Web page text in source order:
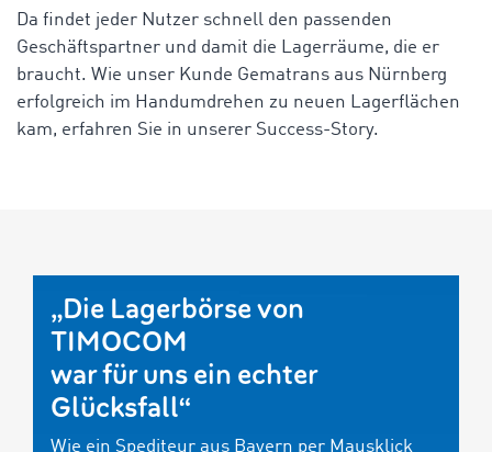
Da findet jeder Nutzer schnell den passenden
Geschäftspartner und damit die Lagerräume, die er
braucht. Wie unser Kunde Gematrans aus Nürnberg
erfolgreich im Handumdrehen zu neuen Lagerflächen
kam, erfahren Sie in unserer Success-Story.
„Die Lagerbörse von
TIMOCOM
war für uns ein echter
Glücksfall“
Wie ein Spediteur aus Bayern per Mausklick